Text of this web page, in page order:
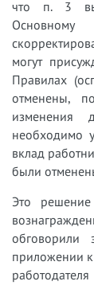
что п. 3
Основному
могут
Правилах
отменены,
изменения
необходимо
вклад
были
Это решение
обговорили
приложении к